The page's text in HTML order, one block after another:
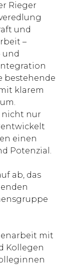
Rieger
und
–
und
bestehende
klarem
nicht nur
einen
Potenzial.
ab, das
mit
Kollegen